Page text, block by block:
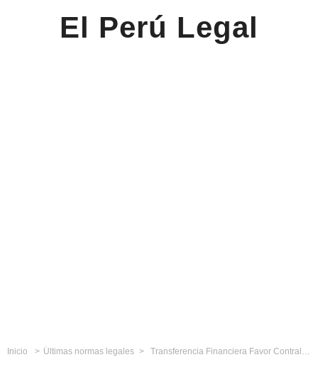
El Perú Legal
Inicio Últimas normas legales Transferencia Financiera Favor Contraloría RS 099-2020-SMV/02 SMV